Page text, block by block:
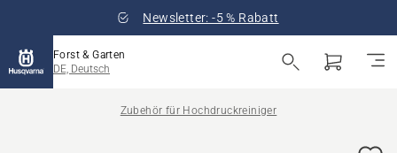
Newsletter: -5 % Rabatt
Forst & Garten
DE, Deutsch
Zubehör für Hochdruckreiniger